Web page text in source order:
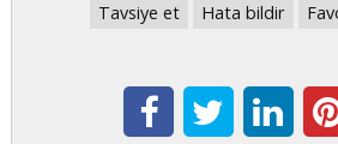
Tavsiye et Hata bildir